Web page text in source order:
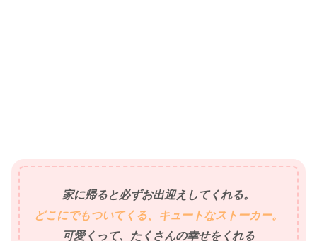
家に帰ると必ずお出迎えしてくれる。
どこにでもついてくる、キュートなストーカー。
可愛くって、たくさんの幸せをくれる